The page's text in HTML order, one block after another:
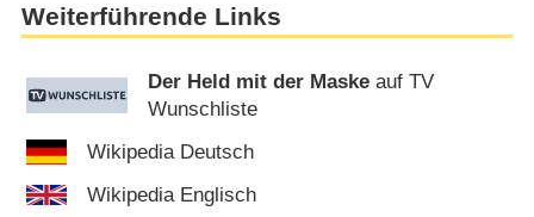
Weiterführende Links
Der Held mit der Maske auf TV
Wunschliste
Wikipedia Deutsch
Wikipedia Englisch